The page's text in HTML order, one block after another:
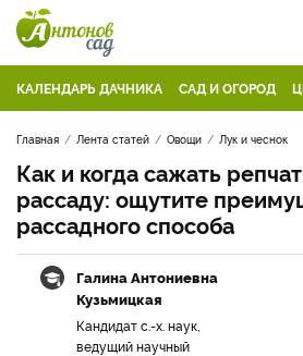
КАЛЕНДАРЬ ДАЧНИКА САД И ОГОРОД
Главная Лента статей Овощи Лук и чеснок
Как и когда сажать
рассаду: ощутите
рассадного способа
Галина Антониевна
Кузьмицкая
Кандидат с.-х. наук,
ведущий научный